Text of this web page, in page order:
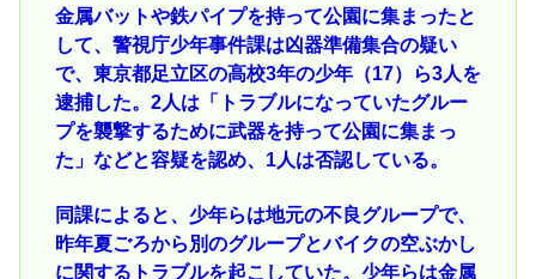
金属バットや鉄パイプを持って公園に集まったと
して、警視庁少年事件課は凶器準備集合の疑い
で、東京都足立区の高校3年の少年（17）ら3人を
逮捕した。2人は「トラブルになっていたグルー
プを襲撃するために武器を持って公園に集まっ
た」などと容疑を認め、1人は否認している。
同課によると、少年らは地元の不良グループで、
昨年夏ごろから別のグループとバイクの空ぶかし
に関するトラブルを起こしていた。少年らは金属